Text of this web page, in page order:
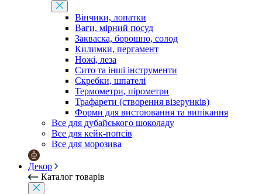
Вінчики, лопатки
Ваги, мірний посуд
Закваска, борошно, солод
Килимки, пергамент
Ножі, леза
Сито та інші інструменти
Скребки, шпателі
Термометри, пірометри
Трафарети (створення візерунків)
Форми для вистоювання та випікання
Все для дубайського шоколаду
Все для кейк-попсів
Все для морозива
Декор
Каталог товарів